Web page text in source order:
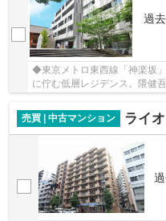
過
◆東京メトロ東西線「神楽坂
に佇む低層レジデンス。隈健
売買 | 中古マンション
ライオ